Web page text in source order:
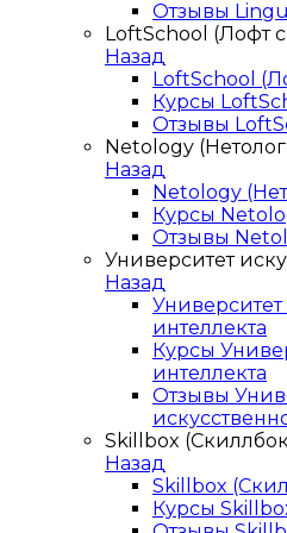
Отзывы
LoftSchool (Лофт
Назад
LoftSchool
Курсы
Отзывы
Netology
Назад
Netology
Курсы
Отзывы
Университет
Назад
Университет
интеллекта
Курсы
интеллекта
Отзывы
Skillbox
Назад
Skillbox
Курсы